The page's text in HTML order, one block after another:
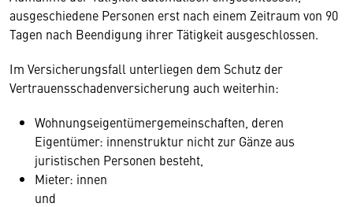
ausgeschiedene Personen erst nach einem Zeitraum von 90
Tagen nach Beendigung ihrer Tätigkeit ausgeschlossen.
Im Versicherungsfall unterliegen dem Schutz der
Vertrauensschadenversicherung auch weiterhin:
Wohnungseigentümergemeinschaften, deren
Eigentümer: innenstruktur nicht zur Gänze aus
juristischen Personen besteht,
Mieter: innen
und